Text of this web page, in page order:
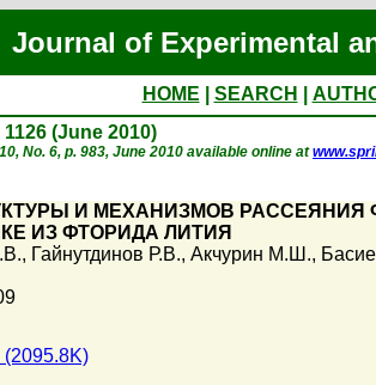
Journal of Experimental
HOME SEARCH
1126 (June 2010)
No. 6, p. 983, June 2010 available online at
И МЕХАНИЗМОВ
ИЗ ФТОРИДА ЛИТИЯ
, Гайнутдинов Р.В., Акчурин М.Ш.,
(2095.8K)